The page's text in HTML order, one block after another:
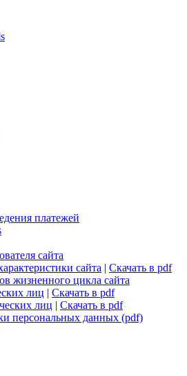
платежей
сайта
сайта | Скачать в pdf
жизненного цикла сайта
лиц | Скачать в pdf
лиц | Скачать в pdf
персональных данных (pdf)